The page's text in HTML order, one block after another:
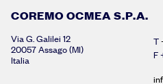
COREMO OCMEA S.P.A.
Via G. Galilei 12
20057 Assago (MI)
Italia
T
F